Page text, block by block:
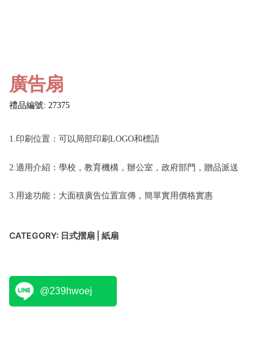
廣告扇
禮品編號: 27375
1.印刷位置：可以局部印刷LOGO和標語
2.適用介紹：學校，教育機構，辦公室，政府部門，贈品派送
3.用途功能：大面積廣告位置宣傳，簡單實用價格實惠
CATEGORY: 日式摺扇 | 紙扇
@239hwoej